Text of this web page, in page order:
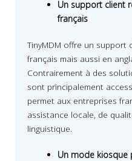
Un support client
français
TinyMDM offre un support
français mais aussi en
Contrairement à des
sont principalement
permet aux entreprises
assistance locale, de
linguistique.
Un mode kiosque